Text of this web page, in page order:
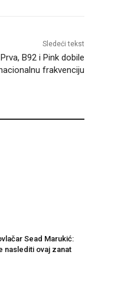
Sledeći tekst
B92 i Pink dobile
frakvenciju
Sead Marukić:
naslediti ovaj zanat